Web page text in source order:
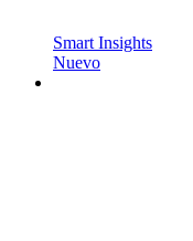
Smart Insights
Nuevo